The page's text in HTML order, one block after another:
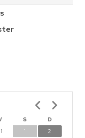
S
D
1
2
Paginación